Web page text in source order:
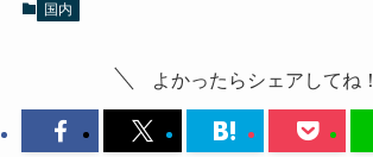
国内
よかったらシェアしてね！